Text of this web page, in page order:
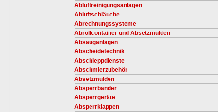
Abluftreinigungsanlagen
Abluftschläuche
Abrechnungssysteme
Abrollcontainer und Absetzmulden
Absauganlagen
Abscheidetechnik
Abschleppdienste
Abschmierzubehör
Absetzmulden
Absperrbänder
Absperrgeräte
Absperrklappen